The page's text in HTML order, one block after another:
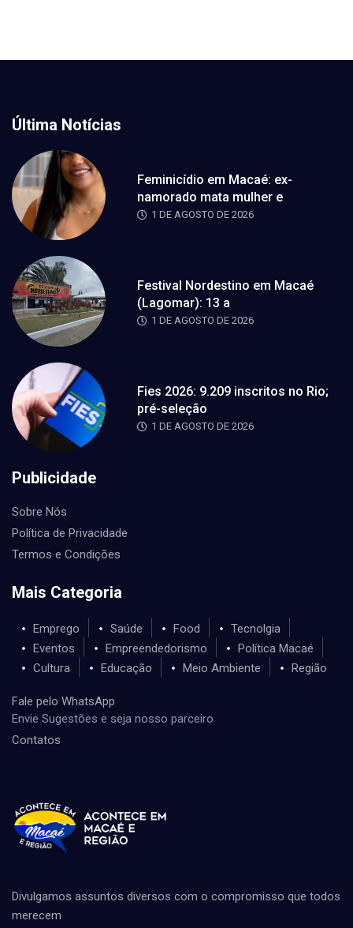
Última Notícias
Feminicídio em Macaé: ex-
namorado mata mulher e
1 DE AGOSTO DE 2026
Festival Nordestino em Macaé
(Lagomar): 13 a
1 DE AGOSTO DE 2026
Fies 2026: 9.209 inscritos no Rio;
pré-seleção
1 DE AGOSTO DE 2026
Publicidade
Sobre Nós
Política de Privacidade
Termos e Condições
Mais Categoria
Emprego Saúde Food
Tecnolgia
Eventos
Empreendedorismo
Política Macaé
Cultura
Educação Meio Ambiente Região
Fale pelo WhatsApp
Envie Sugestões e seja nosso parceiro
Contatos
Divulgamos assuntos diversos com o compromisso que todos
merecem